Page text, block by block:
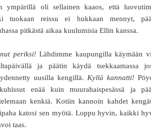
ympärillä oli sellainen kaaos, että
tuokaan reissu ei hukkaan mennyt,
pitkästä aikaa kuulumisia Ellin kanssa.
periksi!Lähdimme kaupungilla käymään
ja päätin käydä tsekkaamassa
uusilla kengillä. Kyllä kannatti!
enää kuin muurahaispesässä ja
kenkiä. Kotiin kannoin kahdet
katosi sen myötä. Loppu hyvin, kaikki
taas.